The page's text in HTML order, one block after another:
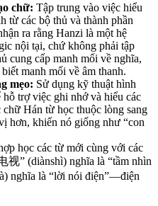
chữ: Tập trung vào việc hiểu
từ các bộ thủ và thành phần
ra rằng Hanzi là một hệ
nội tại, chứ không phải tập
cung cấp manh mối về nghĩa,
manh mối về âm thanh.
mẹo: Sử dụng kỹ thuật hình
trợ việc ghi nhớ và hiểu các
Hán từ học thuộc lòng sang
hơn, khiến nó giống như “con
học các từ mới cùng với các
视” (diànshì) nghĩa là “tầm nhìn
nghĩa là “lời nói điện”—điện